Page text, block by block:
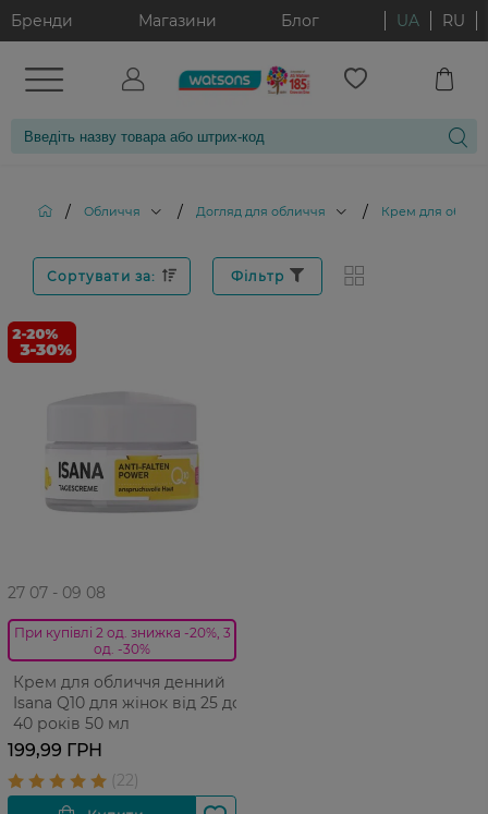
Бренди Магазини Блог UA RU
/ Обличчя / Догляд для обличчя / Крем для
Сортувати за: Фільтр
27 07 - 09 08
При купівлі 2 од. знижка -20%, 3
од. -30%
Крем для обличчя денний
Isana Q10 для жінок від 25 до
40 років 50 мл
199,99 ГРН